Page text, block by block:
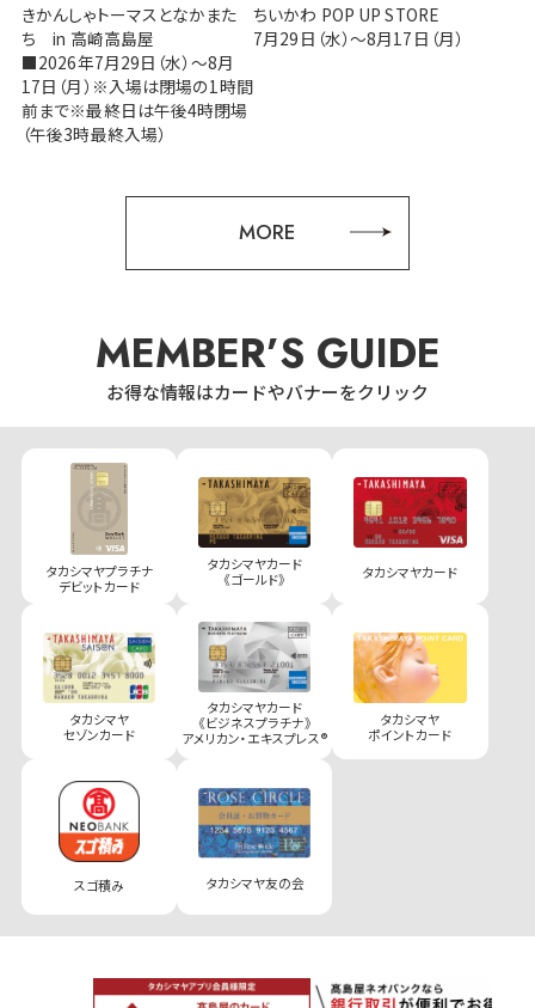
きかんしゃトーマスとなかまた
ち in 高崎高島屋
■2026年7月29日（水）～8月
17日（月）※入場は閉場の1時間
前まで※最終日は午後4時閉場
（午後3時最終入場）
ちいかわ POP UP STORE
7月29日（水）～8月17日（月）
MORE
MEMBER’S GUIDE
お得な情報はカードやバナーをクリック
タカシマヤプラチナ
デビットカード
タカシマヤカード
《ゴールド》
タカシマヤカード
タカシマヤ
セゾンカード
タカシマヤカード
《ビジネスプラチナ》
アメリカン・エキスプレス®
タカシマヤ
ポイントカード
スゴ積み タカシマヤ友の会